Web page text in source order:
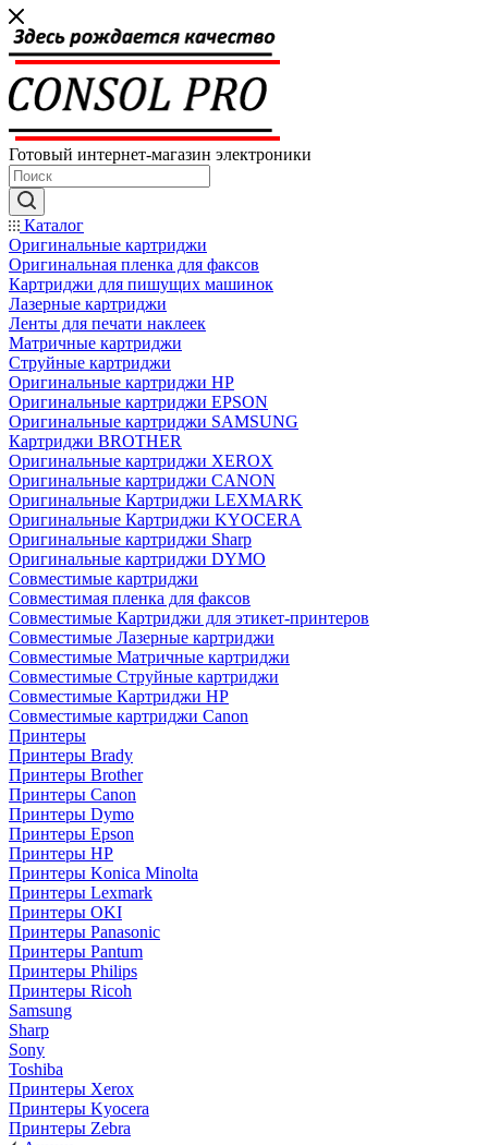
Готовый интернет-магазин электроники
Каталог
Оригинальные картриджи
Оригинальная пленка для факсов
Картриджи для пишущих машинок
Лазерные картриджи
Ленты для печати наклеек
Матричные картриджи
Струйные картриджи
Оригинальные картриджи HP
Оригинальные картриджи EPSON
Оригинальные картриджи SAMSUNG
Картриджи BROTHER
Оригинальные картриджи XEROX
Оригинальные картриджи CANON
Оригинальные Картриджи LEXMARK
Оригинальные Картриджи KYOCERA
Оригинальные картриджи Sharp
Оригинальные картриджи DYMO
Совместимые картриджи
Совместимая пленка для факсов
Совместимые Картриджи для этикет-принтеров
Совместимые Лазерные картриджи
Совместимые Матричные картриджи
Совместимые Струйные картриджи
Совместимые Картриджи HP
Совместимые картриджи Canon
Принтеры
Принтеры Brady
Принтеры Brother
Принтеры Canon
Принтеры Dymo
Принтеры Epson
Принтеры HP
Принтеры Konica Minolta
Принтеры Lexmark
Принтеры OKI
Принтеры Panasonic
Принтеры Pantum
Принтеры Philips
Принтеры Ricoh
Samsung
Sharp
Sony
Toshiba
Принтеры Xerox
Принтеры Kyocera
Принтеры Zebra